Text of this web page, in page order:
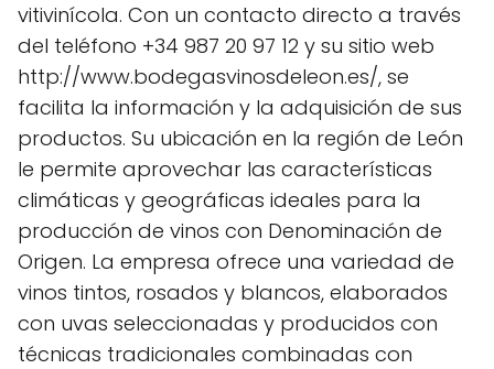
vitivinícola. Con un contacto directo a través
del teléfono +34 987 20 97 12 y su sitio web
http://www.bodegasvinosdeleon.es/, se
facilita la información y la adquisición de sus
productos. Su ubicación en la región de León
le permite aprovechar las características
climáticas y geográficas ideales para la
producción de vinos con Denominación de
Origen. La empresa ofrece una variedad de
vinos tintos, rosados y blancos, elaborados
con uvas seleccionadas y producidos con
técnicas tradicionales combinadas con